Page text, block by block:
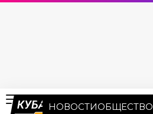
НОВОСТИОБЩЕСТВО